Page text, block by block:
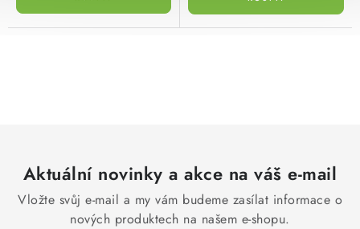
a
c
Aktuální novinky a akce na váš e-mail
Vložte svůj e-mail a my vám budeme zasílat informace o
nových produktech na našem e-shopu.